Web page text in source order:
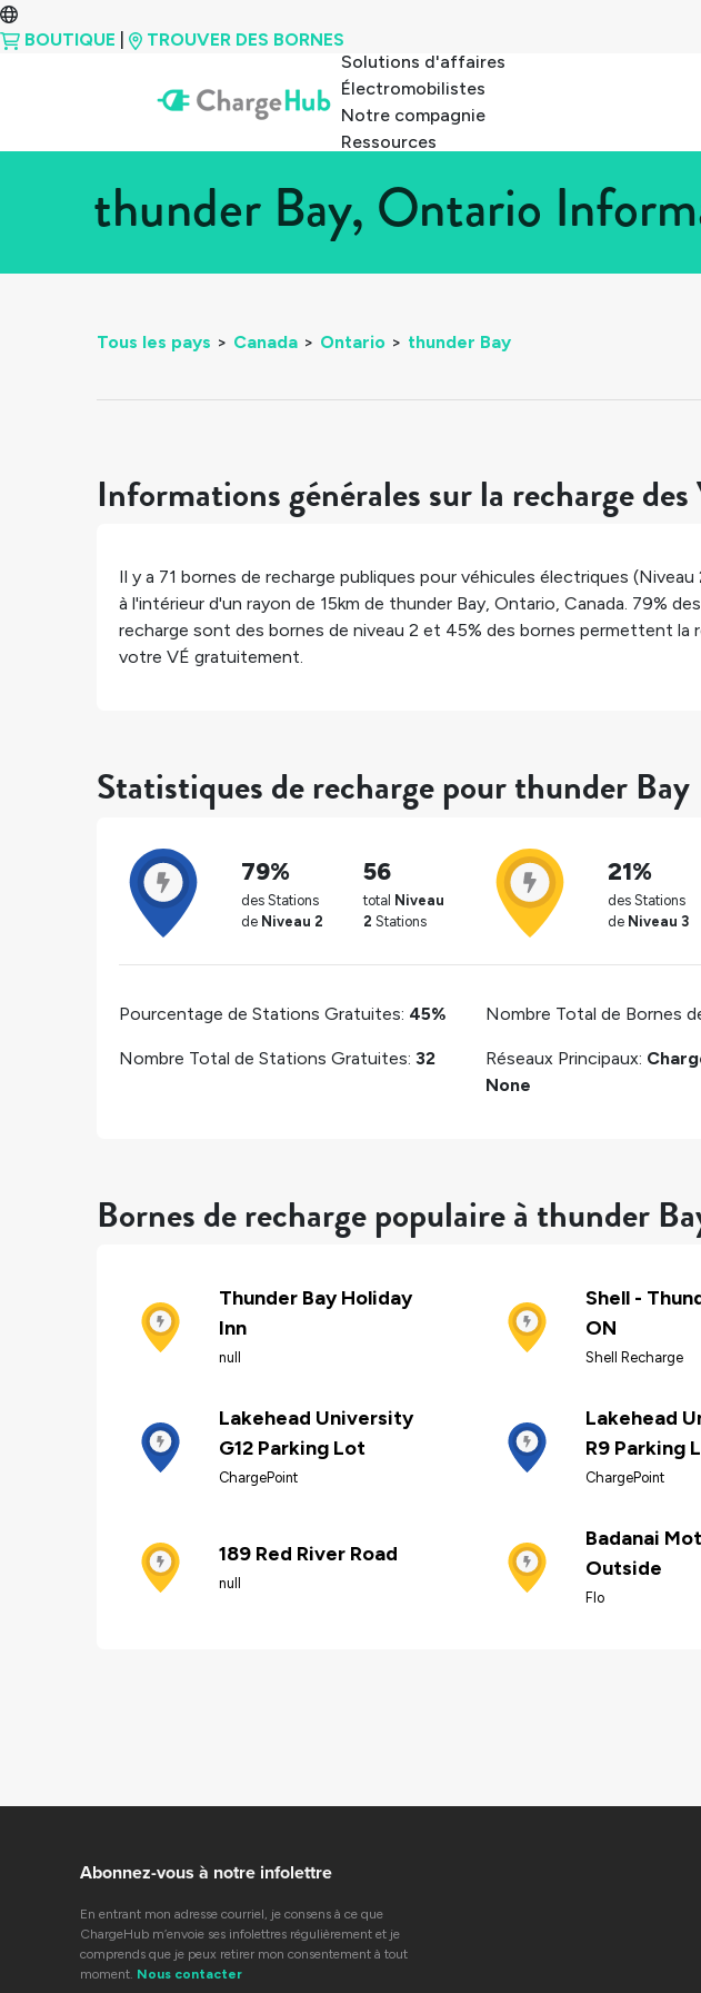
BOUTIQUE
TROUVER DES BORNES
Solutions d'affaires
Électromobilistes
Notre compagnie
Ressources
thunder Bay, Ontario
Tous les pays > Canada > Ontario > thunder Bay
Informations générales sur la recharge des
Il y a 71 bornes de recharge publiques pour véhicules électriques (Niveau
à l'intérieur d'un rayon de 15km de thunder Bay, Ontario, Canada. 79%
recharge sont des bornes de niveau 2 et 45% des bornes permettent la
votre VÉ gratuitement.
Statistiques de recharge pour thunder Bay
79%
des Stations
de Niveau 2
56
total Niveau
2 Stations
21%
des Stations
de Niveau 3
Pourcentage de Stations Gratuites: 45%
Nombre Total de Stations Gratuites: 32
Nombre Total de Bornes
Réseaux Principaux:
None
Bornes de recharge populaire à thunder
Thunder Bay Holiday
Inn
null
Shell -
ON
Shell Recharge
Lakehead University
G12 Parking Lot
ChargePoint
Lakehead
R9 Parking
ChargePoint
189 Red River Road
null
Badanai
Outside
Flo
Abonnez-vous à notre infolettre
En entrant mon adresse courriel, je consens à ce que
ChargeHub m’envoie ses infolettres régulièrement et je
comprends que je peux retirer mon consentement à tout
moment. Nous contacter